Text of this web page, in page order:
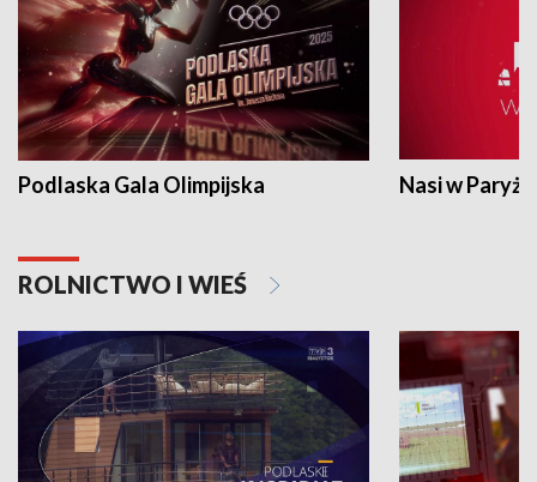
Podlaska Gala Olimpijska Nasi w Paryżu
ROLNICTWO I WIEŚ